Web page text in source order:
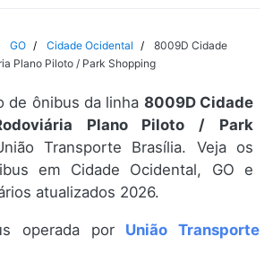
Sul
GO Cidade Ocidental
8009D Cidade
Plano Piloto / Park Shopping
de ônibus da linha 8009D Cidade
Plano Piloto / Park
Transporte Brasília. Veja os
em Cidade Ocidental, GO e
atualizados 2026.
operada por União Transporte